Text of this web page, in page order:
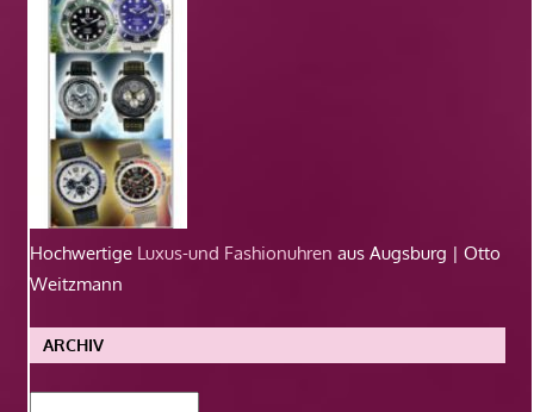
Hochwertige Luxus-und Fashionuhren aus Augsburg | Otto
Weitzmann
ARCHIV